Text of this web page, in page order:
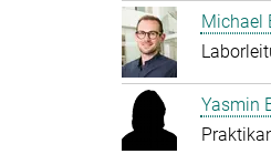
Michael
Yasmin